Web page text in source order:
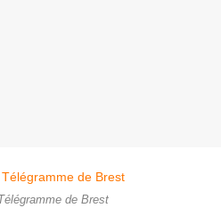
de Brest